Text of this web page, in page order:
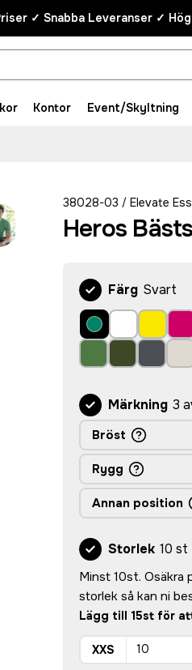
✓ Snabba Leveranser ✓
Kontor Event/Skyltning
38028-03 / Elevate
Heros
Färg Svart
Märkning 3
Bröst
Rygg
Annan position
Storlek 10 st
Minst 10st. Osäkra
storlek så kan ni
Lägg till 15st för
XXS